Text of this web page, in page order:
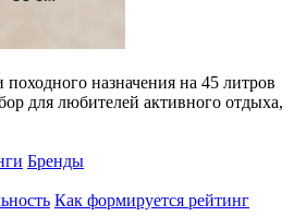
походного назначения на 45 литров
для любителей активного отдыха,
Бренды
Как формируется рейтинг